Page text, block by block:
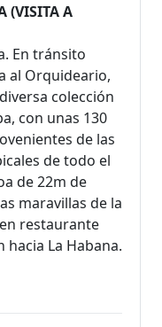
(VISITA A
En tránsito
al Orquideario,
colección
con unas 130
de las
de todo el
de 22m de
maravillas de la
restaurante
hacia La Habana.